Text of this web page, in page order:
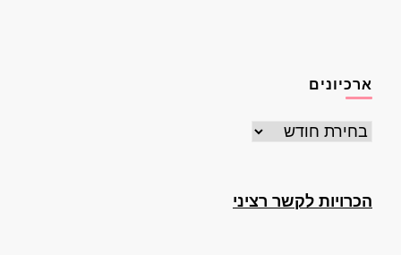
ארכיונים
ארכיונים
הכרויות לקשר רציני